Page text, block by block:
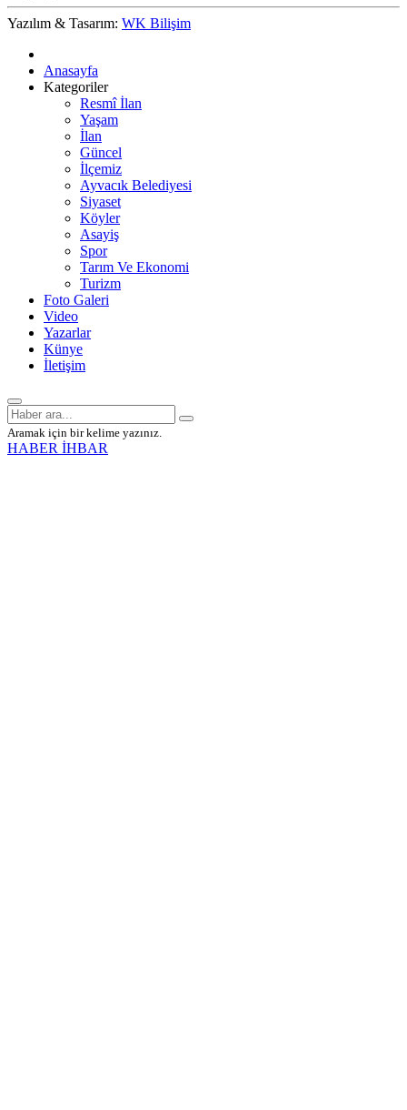
Yazılım & Tasarım: WK Bilişim
Anasayfa
Kategoriler
Resmî İlan
Yaşam
İlan
Güncel
İlçemiz
Ayvacık Belediyesi
Siyaset
Köyler
Asayiş
Spor
Tarım Ve Ekonomi
Turizm
Foto Galeri
Video
Yazarlar
Künye
İletişim
Aramak için bir kelime yazınız.
HABER İHBAR